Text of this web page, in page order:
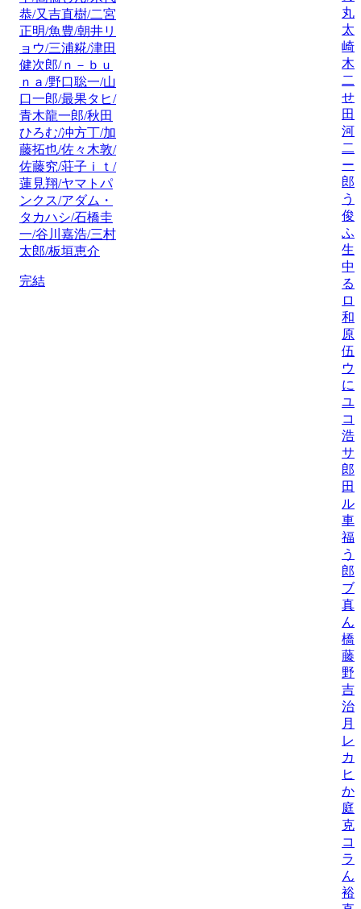
恭/又吉直樹/二宮
正明/魚豊/朝井リ
ョウ/三浦糀/津田
健次郎/ｎ－ｂｕ
ｎａ/野口聡一/山
口一郎/最果タヒ/
青木龍一郎/秋田
ひろむ/冲方丁/加
藤拓也/佐々木敦/
佐藤究/荘子ｉｔ/
蓮見翔/ヤマトパ
ンクス/アダム・
タカハシ/石橋圭
一/谷川嘉浩/三村
太郎/板垣恵介
完結
丸
太
崎
木
二
せ
田
河
二
ー
郎
う
俊/
ふ
生
中
る
ロ
和
原
伍/
ウ
に
ユ
コ
浩
サ
郎
田
ル
車/
福
う
郎
ブ
真
ん
橋
藤
野
吉
治/
月
レ
カ
ヒ
か
庭/
克
コ
ラ
ん
裕/